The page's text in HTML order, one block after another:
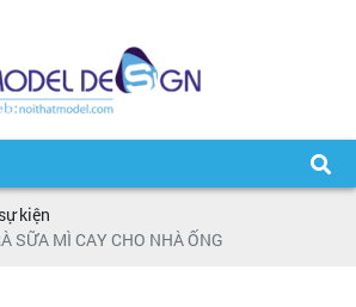
kiện
SỮA MÌ CAY CHO NHÀ ỐNG